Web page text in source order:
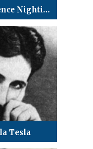
Životy slavných: Florence Nightingalová
Tesla